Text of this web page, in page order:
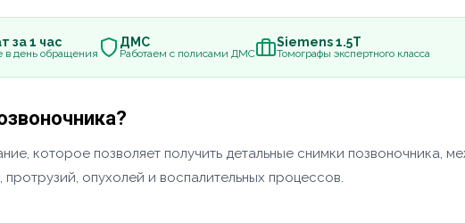
за 1 час
в день обращения
ДМС
Работаем с полисами ДМС
Siemens 1.5Т
Томографы экспертного класса
которое позволяет получить детальные снимки позвоночника,
опухолей и воспалительных процессов.